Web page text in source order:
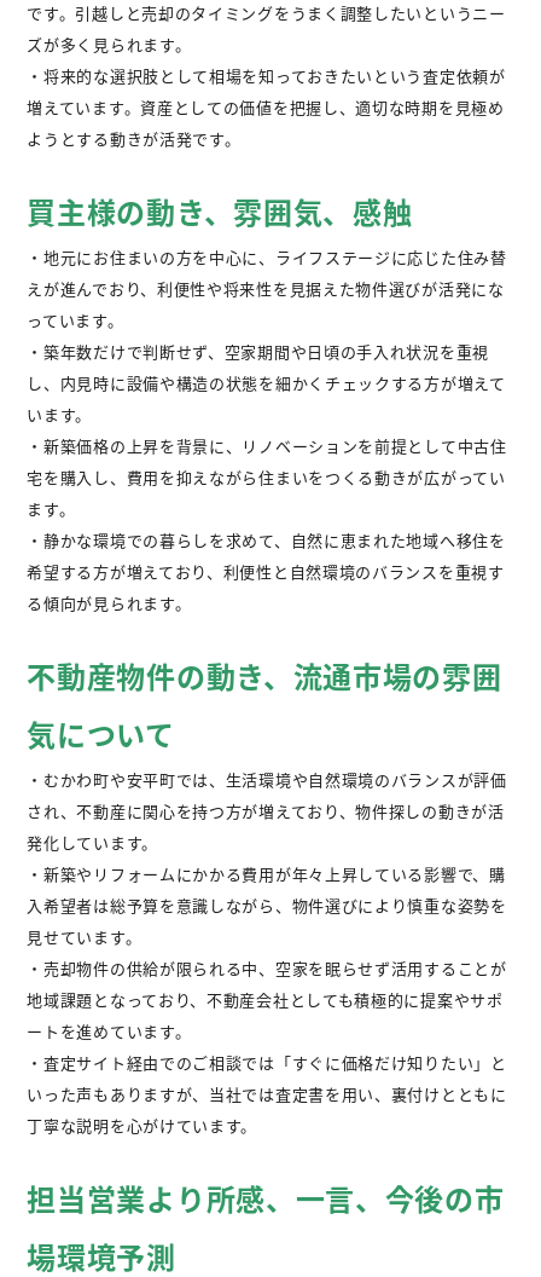
です。引越しと売却のタイミングをうまく調整したいというニー
ズが多く見られます。
・将来的な選択肢として相場を知っておきたいという査定依頼が
増えています。資産としての価値を把握し、適切な時期を見極め
ようとする動きが活発です。
買主様の動き、雰囲気、感触
・地元にお住まいの方を中心に、ライフステージに応じた住み替
えが進んでおり、利便性や将来性を見据えた物件選びが活発にな
っています。
・築年数だけで判断せず、空家期間や日頃の手入れ状況を重視
し、内見時に設備や構造の状態を細かくチェックする方が増えて
います。
・新築価格の上昇を背景に、リノベーションを前提として中古住
宅を購入し、費用を抑えながら住まいをつくる動きが広がってい
ます。
・静かな環境での暮らしを求めて、自然に恵まれた地域へ移住を
希望する方が増えており、利便性と自然環境のバランスを重視す
る傾向が見られます。
不動産物件の動き、流通市場の雰囲
気について
・むかわ町や安平町では、生活環境や自然環境のバランスが評価
され、不動産に関心を持つ方が増えており、物件探しの動きが活
発化しています。
・新築やリフォームにかかる費用が年々上昇している影響で、購
入希望者は総予算を意識しながら、物件選びにより慎重な姿勢を
見せています。
・売却物件の供給が限られる中、空家を眠らせず活用することが
地域課題となっており、不動産会社としても積極的に提案やサポ
ートを進めています。
・査定サイト経由でのご相談では「すぐに価格だけ知りたい」と
いった声もありますが、当社では査定書を用い、裏付けとともに
丁寧な説明を心がけています。
担当営業より所感、一言、今後の市
場環境予測